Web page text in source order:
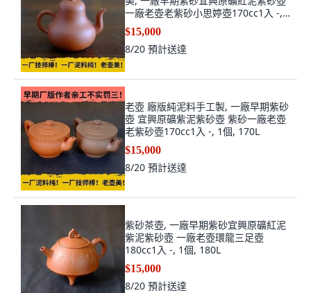
一廠老壺老紫砂小思婷壺170cc1入 -,
1個, 170L
$15,000
8/20 預計送達
老壺 廠版純泥料手工製, 一廠早期紫砂
壺 宜興原礦紫泥紫砂壺 紫砂一廠老壺
老紫砂壺170cc1入 -, 1個, 170L
$15,000
8/20 預計送達
紫砂茶壺, 一廠早期紫砂宜興原礦紅泥
紫泥紫砂壺 一廠老壺環龍三足壺
180cc1入 -, 1個, 180L
$15,000
8/20 預計送達